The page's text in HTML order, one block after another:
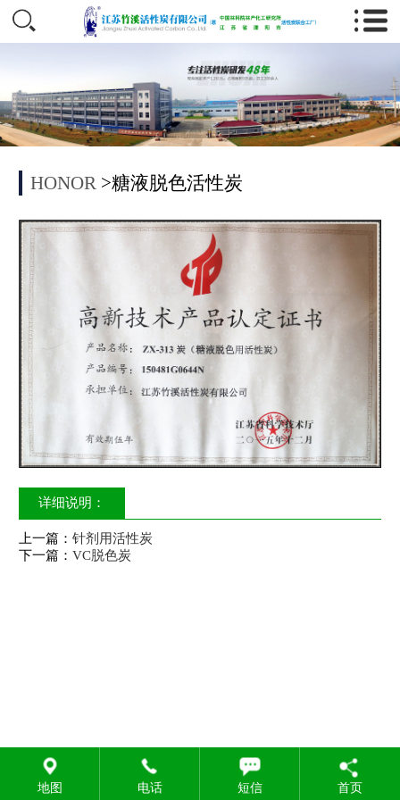
HONOR >糖液脱色活性炭
详细说明：
上一篇： 针剂用活性炭
下一篇： VC脱色炭
地图 电话 短信 首页